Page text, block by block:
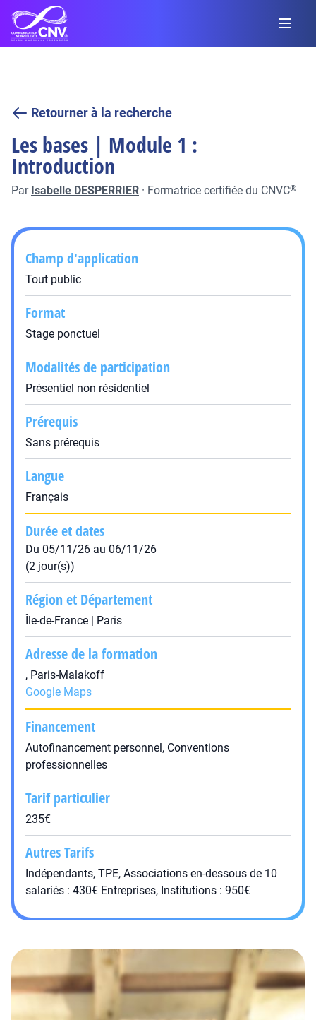
Retourner à la recherche
Les bases | Module 1 :
Introduction
Par Isabelle DESPERRIER · Formatrice certifiée du CNVC®
Champ d'application
Tout public
Format
Stage ponctuel
Modalités de participation
Présentiel non résidentiel
Prérequis
Sans prérequis
Langue
Français
Durée et dates
Du 05/11/26 au 06/11/26
(2 jour(s))
Région et Département
Île-de-France | Paris
Adresse de la formation
, Paris-Malakoff
Google Maps
Financement
Autofinancement personnel, Conventions
professionnelles
Tarif particulier
235€
Autres Tarifs
Indépendants, TPE, Associations en-dessous de 10
salariés : 430€ Entreprises, Institutions : 950€